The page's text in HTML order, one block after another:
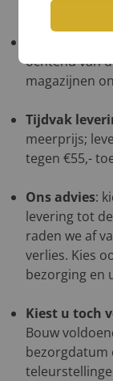
ochtend van
magazijnen
Tijdvak
meerprijs;
tegen €55,-
Ons advies:
levering tot
raden we af
verlies. Kies
bezorging en
Kiest u toch
Bouw
bezorgdatum